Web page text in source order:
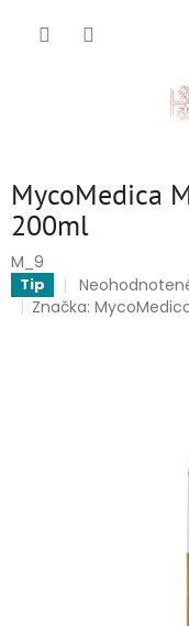
MycoMedica
200ml
M_9
Tip
Priemerné
hodnotenie
Značka: